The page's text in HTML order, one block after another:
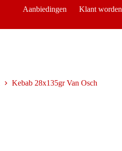
Aanbiedingen Klant worden
Kebab 28x135gr Van Osch